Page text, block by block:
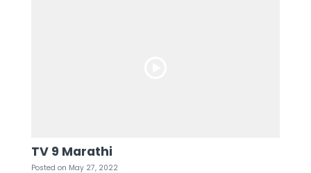
TV 9 Marathi
Posted on May 27, 2022